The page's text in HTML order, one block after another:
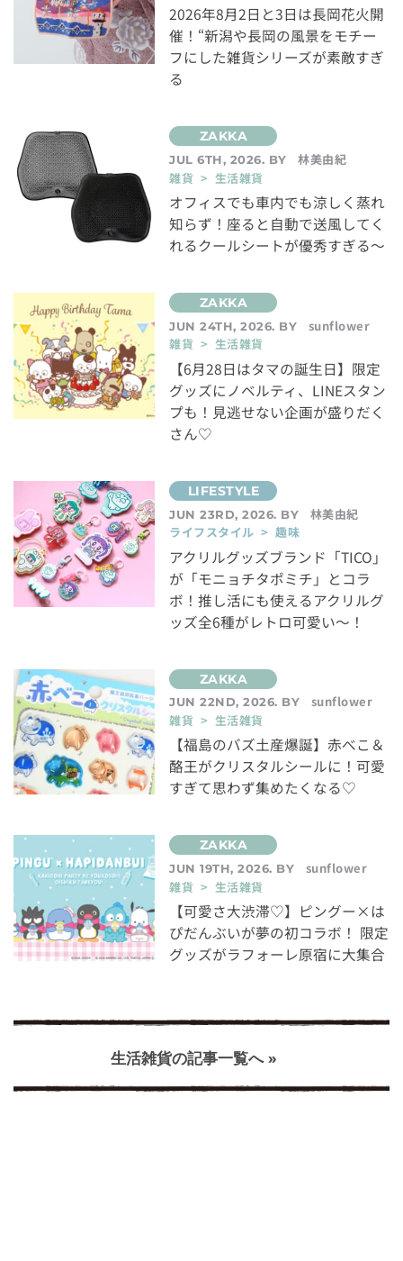
2026年8月2日と3日は長岡花火開
催！“新潟や長岡の風景をモチー
フにした雑貨シリーズが素敵すぎ
る
JUL 6TH, 2026. BY
林美由紀
雑貨 > 生活雑貨
オフィスでも車内でも涼しく蒸れ
知らず！座ると自動で送風してく
れるクールシートが優秀すぎる～
JUN 24TH, 2026. BY
sunflower
雑貨 > 生活雑貨
【6月28日はタマの誕生日】限定
グッズにノベルティ、LINEスタン
プも！見逃せない企画が盛りだく
さん♡
JUN 23RD, 2026. BY
林美由紀
ライフスタイル > 趣味
アクリルグッズブランド「TICO」
が「モニョチタポミチ」とコラ
ボ！推し活にも使えるアクリルグ
ッズ全6種がレトロ可愛い～！
JUN 22ND, 2026. BY
sunflower
雑貨 > 生活雑貨
【福島のバズ土産爆誕】赤べこ＆
酪王がクリスタルシールに！可愛
すぎて思わず集めたくなる♡
JUN 19TH, 2026. BY
sunflower
雑貨 > 生活雑貨
【可愛さ大渋滞♡】ピングー×は
ぴだんぶいが夢の初コラボ！ 限定
グッズがラフォーレ原宿に大集合
生活雑貨の記事一覧へ »